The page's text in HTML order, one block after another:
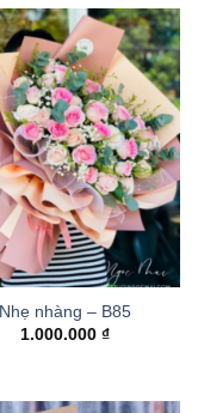
Nhẹ nhàng – B85
1.000.000 ₫